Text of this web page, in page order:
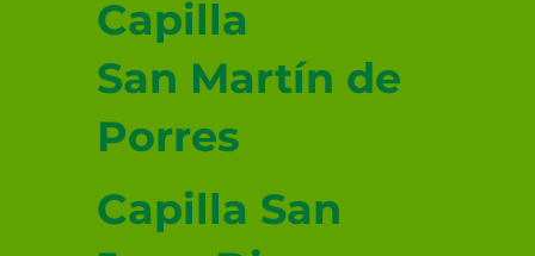
Capilla
San Martín de
Porres
Capilla San